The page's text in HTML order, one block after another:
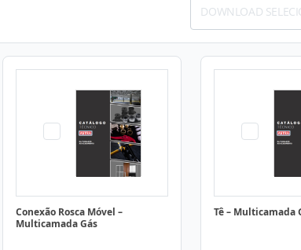
DOWNLOAD
Conexão Rosca Móvel –
Multicamada Gás
Tê – Multicamada